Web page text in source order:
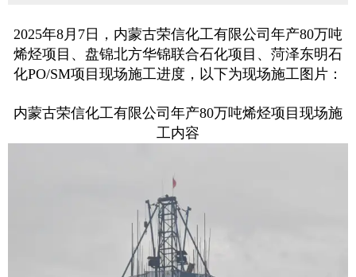
2025年8月7日，内蒙古荣信化工有限公司年产80万吨
烯烃项目、盘锦北方华锦联合石化项目、菏泽东明石
化PO/SM项目现场施工进度，以下为现场施工图片：
内蒙古荣信化工有限公司年产80万吨烯烃项目现场施
工内容